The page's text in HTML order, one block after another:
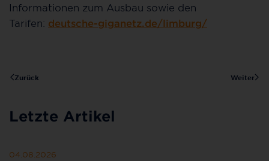
Informationen zum Ausbau sowie den
Tarifen: deutsche-giganetz.de/limburg/
Zurück Weiter
Letzte Artikel
04.08.2026